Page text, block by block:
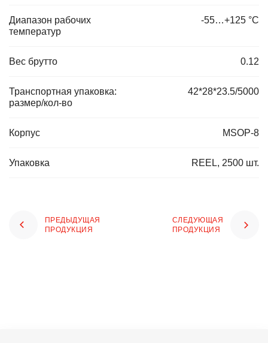
Диапазон рабочих
температур
-55…+125 °С
Вес брутто 0.12
Транспортная упаковка:
размер/кол-во
42*28*23.5/5000
Корпус MSOP-8
Упаковка REEL, 2500 шт.
ПРЕДЫДУЩАЯ
ПРОДУКЦИЯ
СЛЕДУЮЩАЯ
ПРОДУКЦИЯ